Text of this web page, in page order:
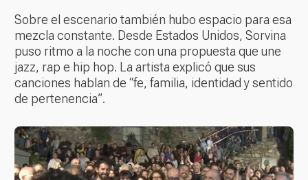
Sobre el escenario también hubo espacio para esa
mezcla constante. Desde Estados Unidos, Sorvina
puso ritmo a la noche con una propuesta que une
jazz, rap e hip hop. La artista explicó que sus
canciones hablan de “fe, familia, identidad y sentido
de pertenencia”.